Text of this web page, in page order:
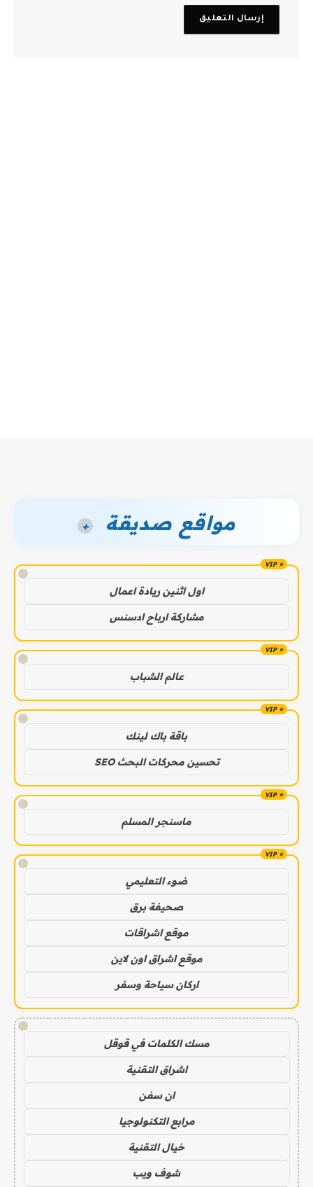
مواقع صديقة +
!
اول اثنين ريادة اعمال
مشاركة ارباح ادسنس
!
عالم الشباب
!
باقة باك لينك
تحسين محركات البحث SEO
!
ماسنجر المسلم
!
ضوء التعليمي
صحيفة برق
موقع اشراقات
موقع اشراق اون لاين
اركان سياحة وسفر
!
مسك الكلمات في قوقل
اشراق التقنية
ان سفن
مرابع التكنولوجيا
خيال التقنية
شوف ويب